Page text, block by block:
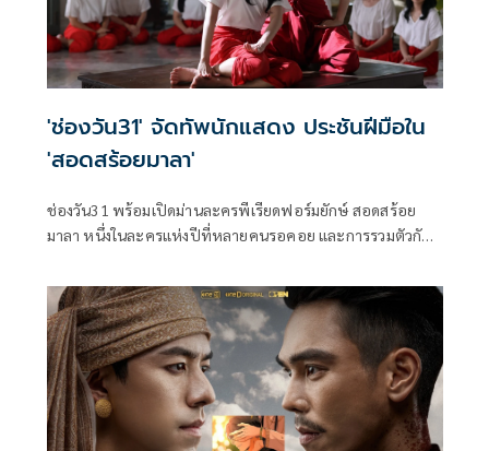
'ช่องวัน31' จัดทัพนักแสดง ประชันฝีมือใน
'สอดสร้อยมาลา'
ช่องวัน31 พร้อมเปิดม่านละครพีเรียดฟอร์มยักษ์ สอดสร้อย
มาลา หนึ่งในละครแห่งปีที่หลายคนรอคอย และการรวมตัวกัน
“เมื่อมิตรภาพของ สองนางรำเพื่อนรัก ต้องพังทลาย เพราะรัก
เกินเพื่อน” ซึ่งนำแสดงโดยพระเอกหนุ่มตัวท็อป เข้ม หัส
วีร์ และ กระทิง ขุนณรงค์ ที่มาประชันบทบาทกับ 2 สาว มาเบล
สุชาดา และ เอินเอิน ฟาติมา